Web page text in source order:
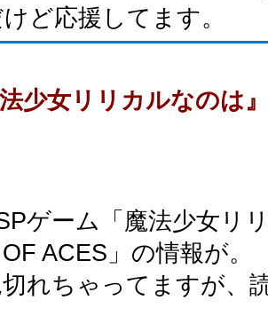
ど応援してます。
法少女リリカルなのは
ゲーム「魔法少女リ
ACES」の情報が。
れちゃってますが、